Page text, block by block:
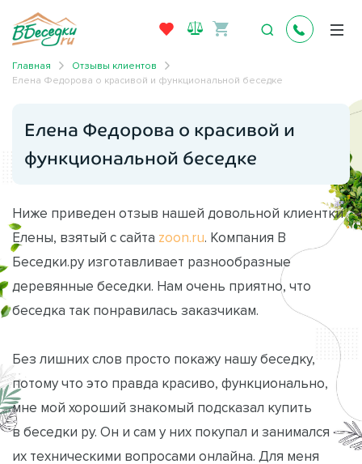
Главная
Отзывы клиентов
Елена Федорова о красивой и функциональной беседке
Елена Федорова о красивой и
функциональной беседке
Ниже приведен отзыв нашей довольной клиентки
Елены, взятый с сайта zoon.ru . Компания В
Беседки.ру изготавливает разнообразные
деревянные беседки. Нам очень приятно, что
беседка так понравилась заказчикам.
Без лишних слов просто покажу нашу беседку,
потому что это правда красиво, функционально,
мне мой хороший знакомый подсказал купить
в беседки ру. Он и сам у них покупал и занимался
их техническими вопросами онлайна. Для меня